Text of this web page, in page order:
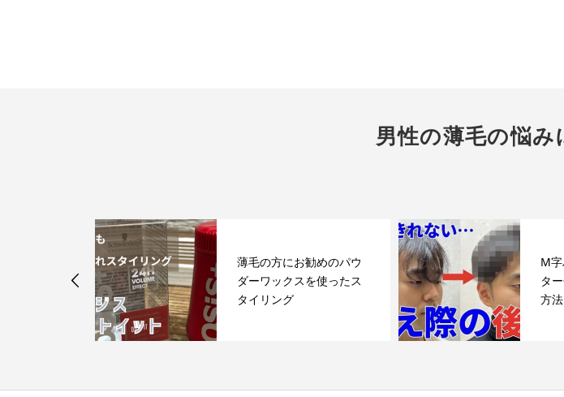
男性の薄毛の悩み
薄毛の方にお勧めのパウ
ダーワックスを使ったス
タイリング
M
タ
方法